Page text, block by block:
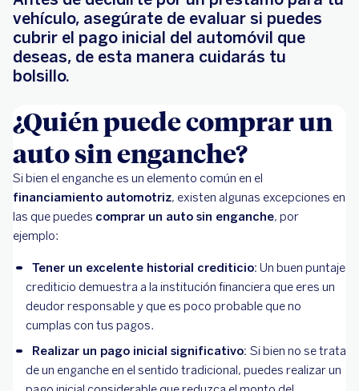
vehículo, asegúrate de evaluar si puedes
cubrir el pago inicial del automóvil que
deseas, de esta manera cuidarás tu
bolsillo.
¿Quién puede comprar un
auto sin enganche?
Si bien el enganche es un elemento común en el
financiamiento automotriz, existen algunas excepciones en
las que puedes comprar un auto sin enganche, por
ejemplo:
Tener un excelente historial crediticio: Un buen puntaje
crediticio demuestra a la institución financiera que eres un
deudor responsable y que es poco probable que no
cumplas con tus pagos.
Realizar un pago inicial significativo: Si bien no se trata
de un enganche en el sentido tradicional, puedes realizar un